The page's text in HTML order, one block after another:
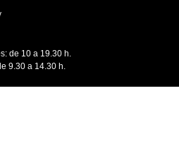
de 10 a 19.30 h.
9.30 a 14.30 h.